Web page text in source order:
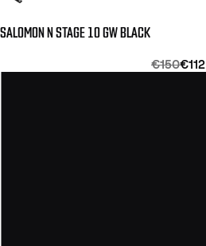
SALOMON N STAGE 10 GW BLACK
€150€112